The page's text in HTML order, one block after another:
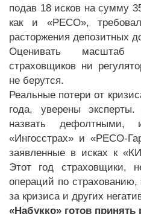
подав 18 исков на сумму
как и «РЕСО»,
расторжения депозитных
Оценивать масштаб
страховщиков ни
не берутся.
Реальные потери от
года, уверены
назвать
«Ингосстрах» и «РЕСО-
заявленные в исках к
Этот год страховщики,
операций по страхованию,
за кризиса и других
«Набукко» готов принять